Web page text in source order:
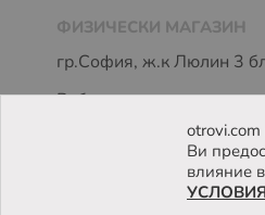
ФИЗИЧЕСКИ МАГАЗИН
гр.София, ж.к Люлин 3
Работно време: пон -
Ви
влияние